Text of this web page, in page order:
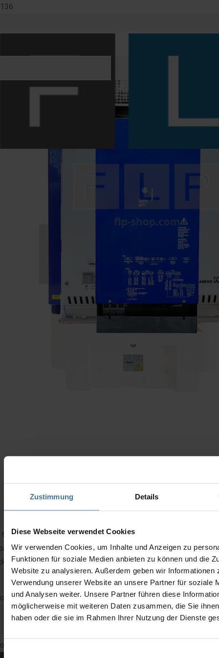
Zustimmung Details
Diese Webseite verwendet Cookies
Wir verwenden Cookies, um Inhalte und Anzeigen zu
Funktionen für soziale Medien anbieten zu können und die
Website zu analysieren. Außerdem geben wir Informationen
Verwendung unserer Website an unsere Partner für soziale
und Analysen weiter. Unsere Partner führen diese
möglicherweise mit weiteren Daten zusammen, die Sie
haben oder die sie im Rahmen Ihrer Nutzung der Dienste
Einwilligungsauswahl
this device, we offer both exchange devices with immediate
and repair with a delivery time of approx. 3 – 5 working
and transportation are optional for our customers.
this field
this field